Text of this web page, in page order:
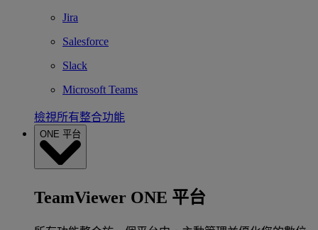
Jira
Salesforce
Slack
Microsoft Teams
檢視所有整合功能
ONE 平台
TeamViewer ONE 平台